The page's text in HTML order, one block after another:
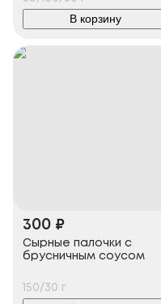
В корзину
300 ₽
Сырные палочки с
брусничным соусом
150/30 г